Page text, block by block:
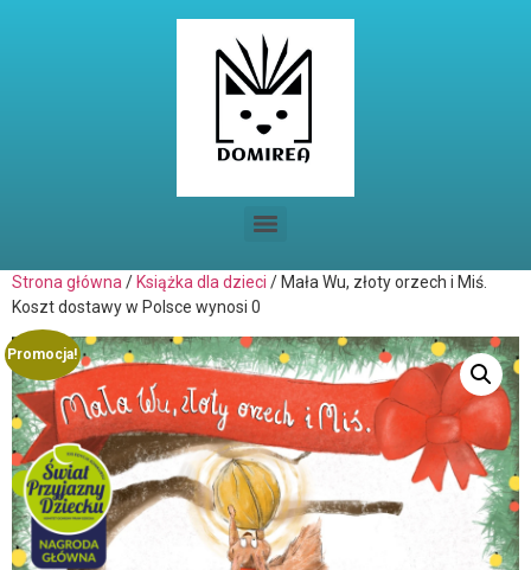
Strona główna / Książka dla dzieci / Mała Wu, złoty orzech i Miś.
Koszt dostawy w Polsce wynosi 0
Promocja!